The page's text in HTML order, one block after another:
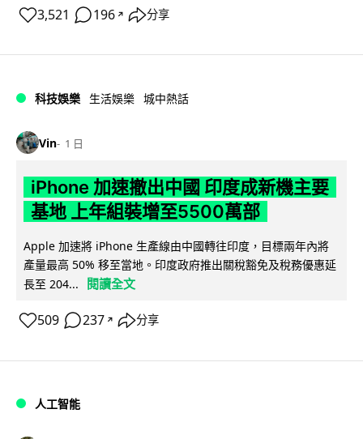
3,521 196 ↗ 分享
科技娛樂 生活娛樂 城中熱話
Vin 1 日
iPhone 加速撤出中國 印度成新機主要
基地 上年組裝增至5500萬部
Apple 加速將 iPhone 生產線由中國轉往印度，目標兩年內將
產量最高 50% 移至當地。印度政府推出關稅豁免及稅務優惠延
長至 204...
閱讀全文
509 237 ↗ 分享
人工智能